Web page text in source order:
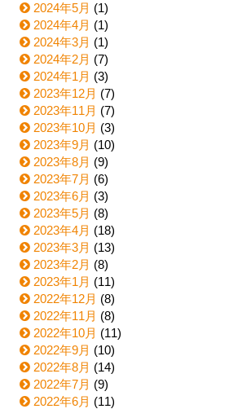
2024年5月 (1)
2024年4月 (1)
2024年3月 (1)
2024年2月 (7)
2024年1月 (3)
2023年12月 (7)
2023年11月 (7)
2023年10月 (3)
2023年9月 (10)
2023年8月 (9)
2023年7月 (6)
2023年6月 (3)
2023年5月 (8)
2023年4月 (18)
2023年3月 (13)
2023年2月 (8)
2023年1月 (11)
2022年12月 (8)
2022年11月 (8)
2022年10月 (11)
2022年9月 (10)
2022年8月 (14)
2022年7月 (9)
2022年6月 (11)